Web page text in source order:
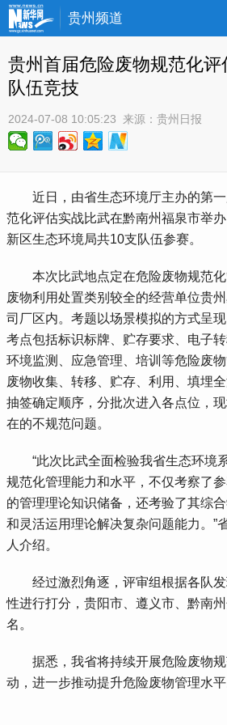
贵州频道
贵州首届危险废物规范化评
队伍竞技
2024-07-08 10:05:23 来源： 贵州日报
近日，由省生态环境厅主办的第一
范化评估实战比武在黔南州福泉市举
新区生态环境局共10支队伍参赛。
本次比武地点定在危险废物规范化
废物利用处置类别较全的经营单位贵
司厂区内。考题以场景模拟的方式呈
考点包括标识标牌、贮存要求、电子转
环境监测、应急管理、培训等危险废
废物收集、转移、贮存、利用、填埋
抽签确定顺序，分批次进入各点位，
在的不规范问题。
“此次比武全面检验我省生态环境
规范化管理能力和水平，不仅考察了
的管理理论知识储备，还考验了其综
和灵活运用理论解决复杂问题能力。”
人介绍。
经过激烈角逐，评审组根据各队发
性进行打分，贵阳市、遵义市、黔南
名。
据悉，我省将持续开展危险废物规
动，进一步推动提升危险废物管理水平